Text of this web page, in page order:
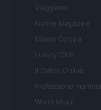
Viaggiamo
Nonne Magazine
Milano Cortina
Luxury Club
Il Calcio Online
Professione mamma
World Music